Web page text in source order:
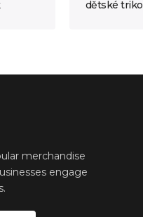
dětské triko
merchandise
engage